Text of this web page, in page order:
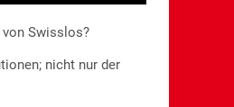
Swisslos?
nicht nur der